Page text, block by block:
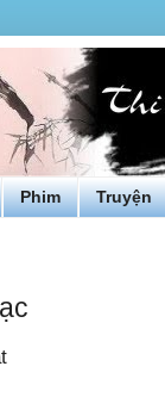
Phim Truyện